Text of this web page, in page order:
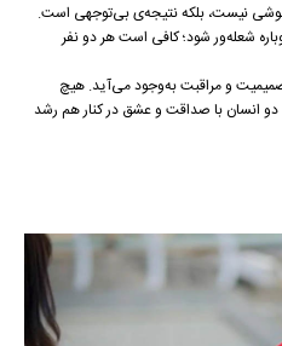
نیست، بلکه نتیجه‌ی بی‌توجهی است.
شعله‌ور شود؛ کافی است هر دو نفر
صمیمیت و مراقبت به‌وجود می‌آید. هیچ
دو انسان با صداقت و عشق در کنار هم رشد